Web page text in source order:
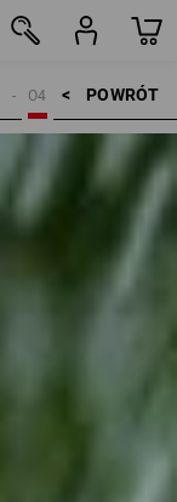
POWRÓT    >
O4